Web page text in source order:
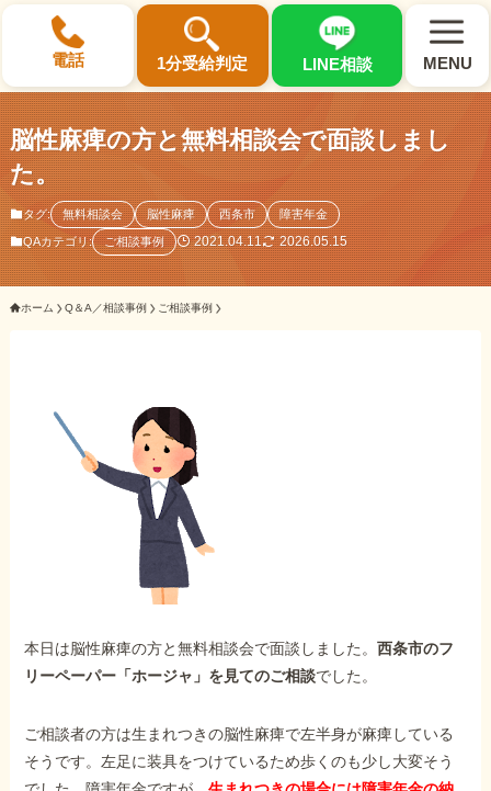
電話 1分受給判定 LINE相談 MENU
×
選ばれる3つの理由
初回相談料0円・受給後報酬型
サポート料金について
ご相談事例をみる
外出困難でもOK
非対面で申請できる
障害年金の金額
脳性麻痺の方と無料相談会で面談しまし
た。
タグ: 無料相談会 脳性麻痺 西条市 障害年金
QAカテゴリ: ご相談事例 2021.04.11 2026.05.15
ホーム Q＆A／相談事例 ご相談事例
本日は脳性麻痺の方と無料相談会で面談しました。西条市のフ
リーペーパー「ホージャ」を見てのご相談でした。
ご相談者の方は生まれつきの脳性麻痺で左半身が麻痺している
そうです。左足に装具をつけているため歩くのも少し大変そう